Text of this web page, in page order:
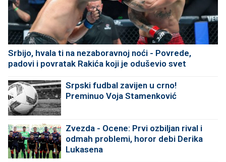
Srbijo, hvala ti na nezaboravnoj noći - Povrede,
padovi i povratak Rakića koji je oduševio svet
Srpski fudbal zavijen u crno!
Preminuo Voja Stamenković
Zvezda - Ocene: Prvi ozbiljan rival i
odmah problemi, horor debi Derika
Lukasena